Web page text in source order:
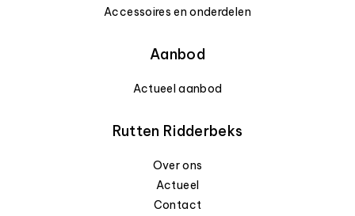
Accessoires en onderdelen
Aanbod
Actueel aanbod
Rutten Ridderbeks
Over ons
Actueel
Contact